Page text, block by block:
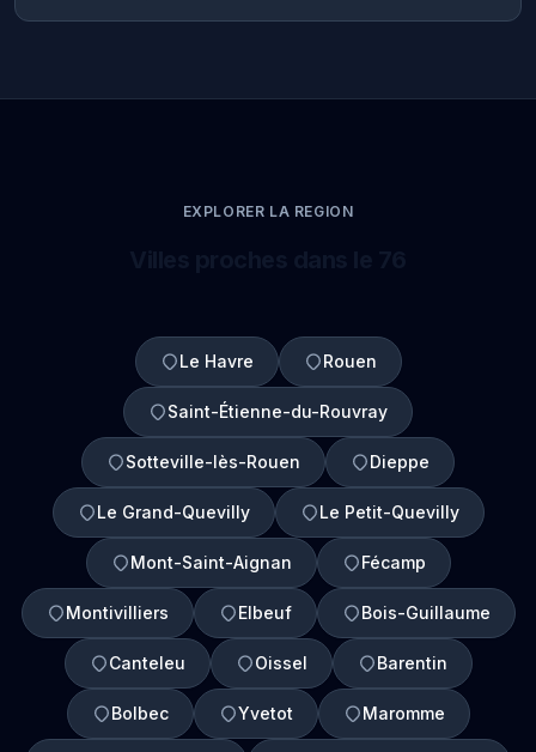
EXPLORER LA REGION
Le Havre Rouen
Saint-Étienne-du-Rouvray
Sotteville-lès-Rouen Dieppe
Le Grand-Quevilly Le Petit-Quevilly
Mont-Saint-Aignan Fécamp
Montivilliers Elbeuf Bois-Guillaume
Canteleu Oissel Barentin
Bolbec Yvetot Maromme